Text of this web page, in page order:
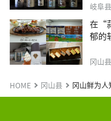
岐阜县
在“
郁的
冈山县
HOME 冈山县 冈山鲜为